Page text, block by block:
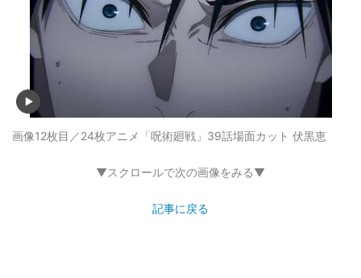
画像12枚目／24枚アニメ「呪術廻戦」39話場面カット 伏黒恵
▼スクロールで次の画像をみる▼
記事に戻る